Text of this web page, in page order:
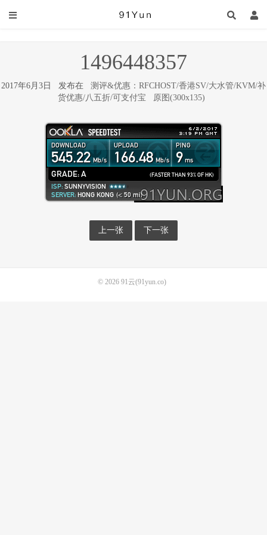
1496448357
2017年6月3日 发布在 测评&优惠：RFCHOST/香港SV/大水管/KVM/补
货优惠/八五折/可支付宝
原图(300x135)
上一张 下一张
© 2026 91云(91yun.co)